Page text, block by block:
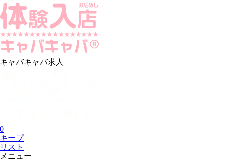
キャバキャバ求人
0
キープ
リスト
メニュー